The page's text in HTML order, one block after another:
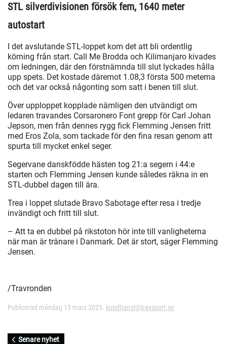
STL silverdivisionen försök fem, 1640 meter
autostart
I det avslutande STL-loppet kom det att bli ordentlig
körning från start. Call Me Brodda och Kilimanjaro kivades
om ledningen, där den förstnämnda till slut lyckades hålla
upp spets. Det kostade däremot 1.08,3 första 500 meterna
och det var också någonting som satt i benen till slut.
Över upploppet kopplade nämligen den utvändigt om
ledaren travandes Corsaronero Font grepp för Carl Johan
Jepson, men från dennes rygg fick Flemming Jensen fritt
med Eros Zola, som tackade för den fina resan genom att
spurta till mycket enkel seger.
Segervane danskfödde hästen tog 21:a segern i 44:e
starten och Flemming Jensen kunde således räkna in en
STL-dubbel dagen till ära.
Trea i loppet slutade Bravo Sabotage efter resa i tredje
invändigt och fritt till slut.
– Att ta en dubbel på rikstoton hör inte till vanligheterna
när man är tränare i Danmark. Det är stort, säger Flemming
Jensen.
/Travronden
Publicerad måndag 13 mars 2023. kundtjanst@travsport.se
Senare nyhet